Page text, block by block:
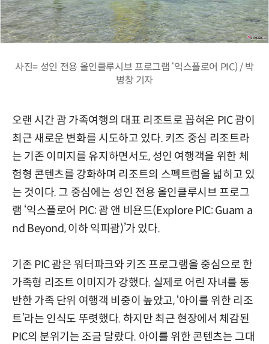
사진= 성인 전용 올인클루시브 프로그램 ‘익스플로어 PIC) / 박
병창 기자
오랜 시간 괌 가족여행의 대표 리조트로 꼽혀온 PIC 괌이
최근 새로운 변화를 시도하고 있다. 키즈 중심 리조트라
는 기존 이미지를 유지하면서도, 성인 여행객을 위한 체
험형 콘텐츠를 강화하며 리조트의 스펙트럼을 넓히고 있
는 것이다. 그 중심에는 성인 전용 올인클루시브 프로그
램 ‘익스플로어 PIC: 괌 앤 비욘드(Explore PIC: Guam a
nd Beyond, 이하 익피괌)’가 있다.
기존 PIC 괌은 워터파크와 키즈 프로그램을 중심으로 한
가족형 리조트 이미지가 강했다. 실제로 어린 자녀를 동
반한 가족 단위 여행객 비중이 높았고, ‘아이를 위한 리조
트’라는 인식도 뚜렷했다. 하지만 최근 현장에서 체감된
PIC의 분위기는 조금 달랐다. 아이를 위한 콘텐츠는 그대